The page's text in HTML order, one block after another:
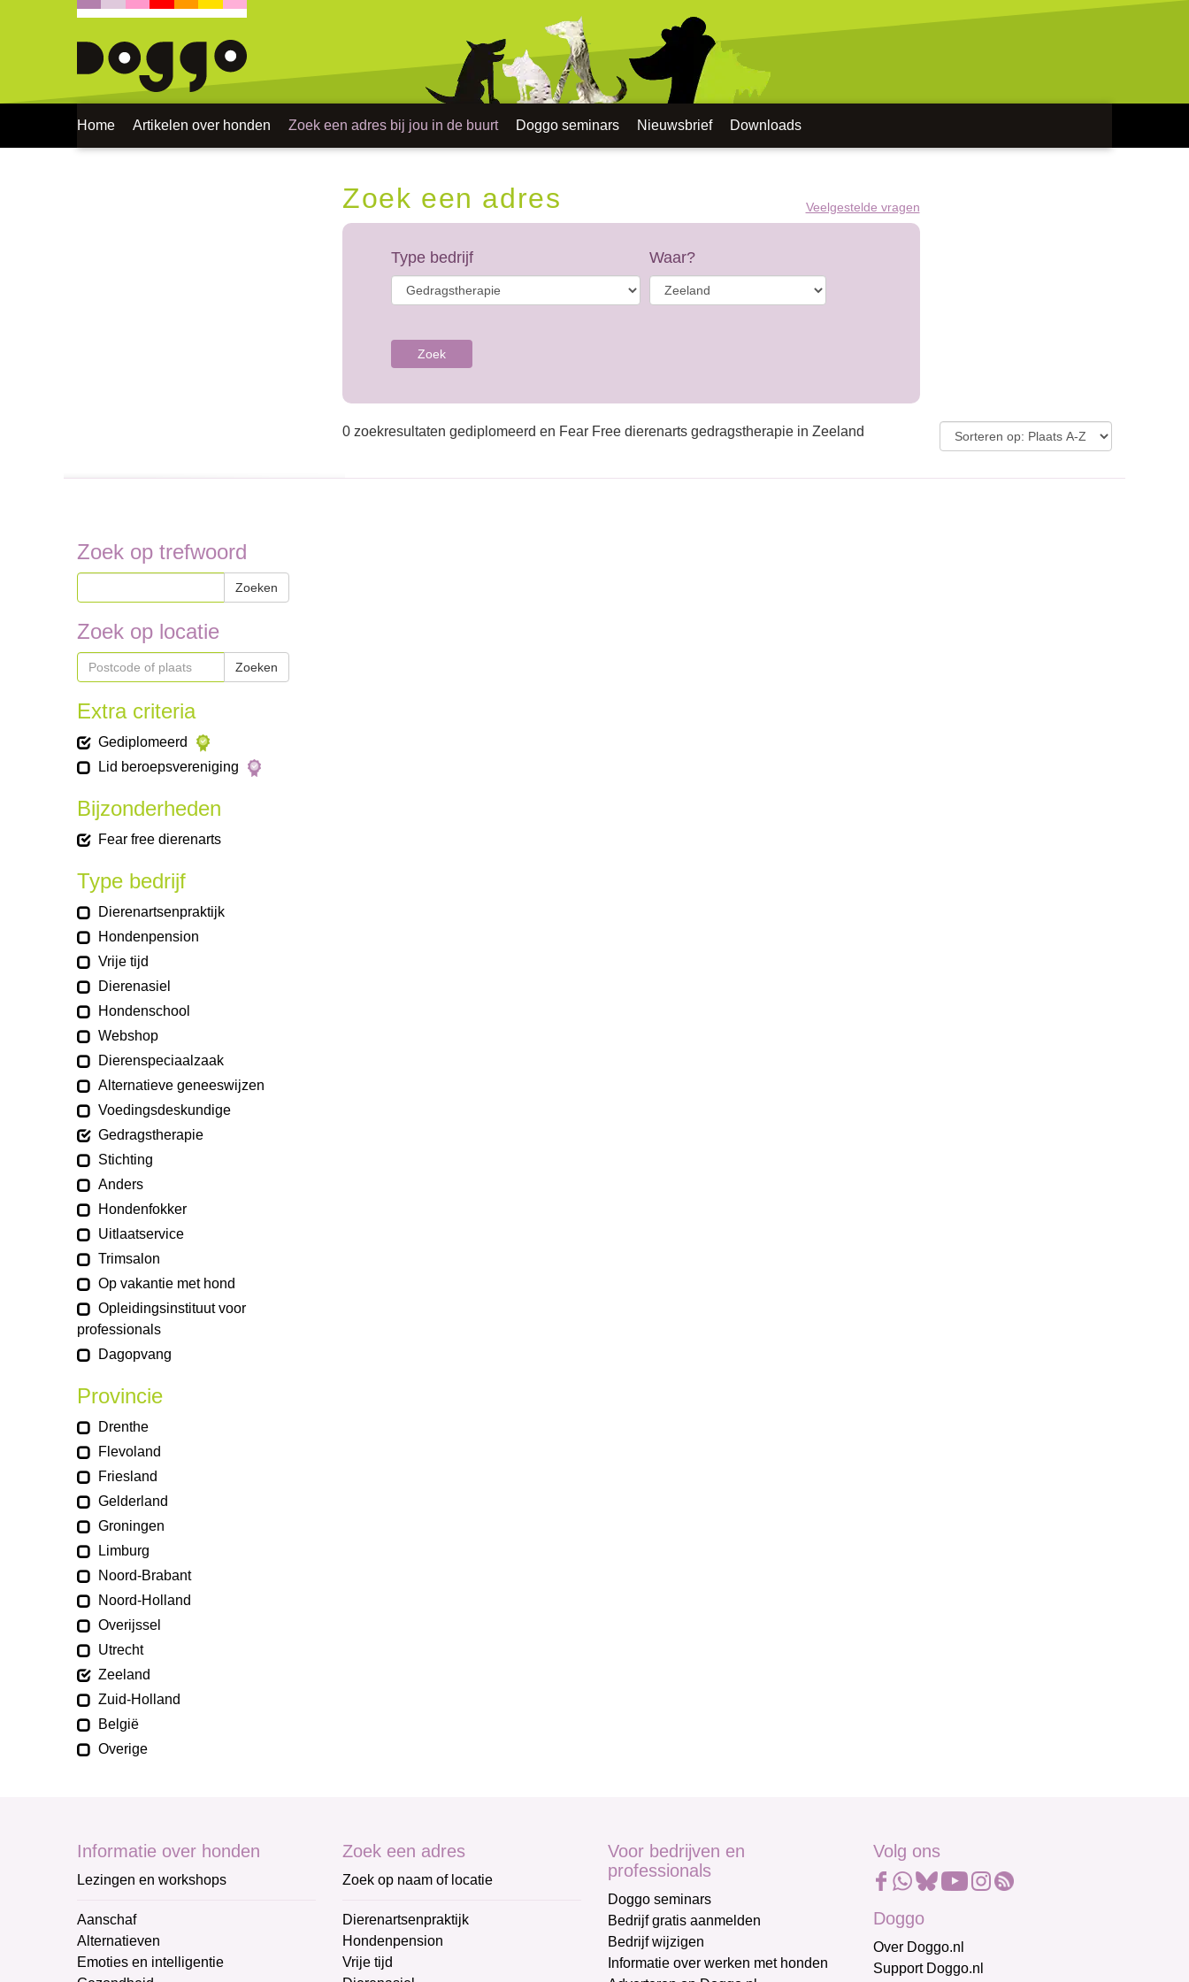
Home Artikelen over honden Zoek een adres bij jou in de buurt Doggo seminars Nieuwsbrief Downloads
Zoek een adres Veelgestelde vragen
Type bedrijf Waar?
Zoek
0 zoekresultaten gediplomeerd en Fear Free dierenarts gedragstherapie in Zeeland
Zoek op trefwoord
Zoeken
Zoek op locatie
Zoeken
Extra criteria
Gediplomeerd
Lid beroepsvereniging
Bijzonderheden
Fear free dierenarts
Type bedrijf
Dierenartsenpraktijk
Hondenpension
Vrije tijd
Dierenasiel
Hondenschool
Webshop
Dierenspeciaalzaak
Alternatieve geneeswijzen
Voedingsdeskundige
Gedragstherapie
Stichting
Anders
Hondenfokker
Uitlaatservice
Trimsalon
Op vakantie met hond
Opleidingsinstituut voor
professionals
Dagopvang
Provincie
Drenthe
Flevoland
Friesland
Gelderland
Groningen
Limburg
Noord-Brabant
Noord-Holland
Overijssel
Utrecht
Zeeland
Zuid-Holland
België
Overige
Informatie over honden
Lezingen en workshops
Aanschaf
Alternatieven
Emoties en intelligentie
Zoek een adres
Zoek op naam of locatie
Dierenartsenpraktijk
Hondenpension
Vrije tijd
Voor bedrijven en
professionals
Doggo seminars
Bedrijf gratis aanmelden
Bedrijf wijzigen
Informatie over werken met honden
Volg ons
Doggo
Over Doggo.nl
Support Doggo.nl